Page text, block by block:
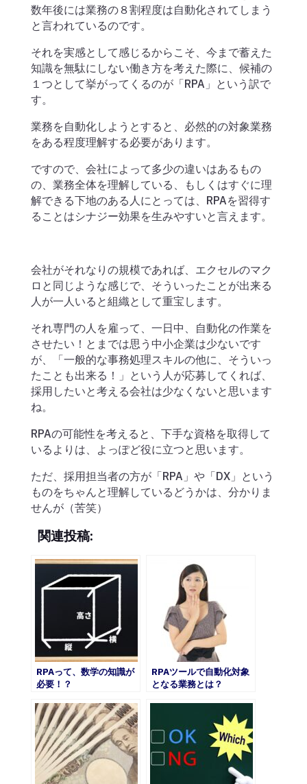
数年後には業務の８割程度は自動化されてしまう
と言われているのです。
それを実感として感じるからこそ、今まで蓄えた
知識を無駄にしない働き方を考えた際に、候補の
１つとして挙がってくるのが「RPA」という訳で
す。
業務を自動化しようとすると、必然的の対象業務
をある程度理解する必要があります。
ですので、会社によって多少の違いはあるもの
の、業務全体を理解している、もしくはすぐに理
解できる下地のある人にとっては、RPAを習得す
ることはシナジー効果を生みやすいと言えます。
会社がそれなりの規模であれば、エクセルのマク
ロと同じような感じで、そういったことが出来る
人が一人いると組織として重宝します。
それ専門の人を雇って、一日中、自動化の作業を
させたい！とまでは思う中小企業は少ないです
が、「一般的な事務処理スキルの他に、そういっ
たことも出来る！」という人が応募してくれば、
採用したいと考える会社は少なくないと思います
ね。
RPAの可能性を考えると、下手な資格を取得して
いるよりは、よっぽど役に立つと思います。
ただ、採用担当者の方が「RPA」や「DX」という
ものをちゃんと理解しているどうかは、分かりま
せんが（苦笑）
関連投稿:
RPAって、数学の知識が
必要！？
RPAツールで自動化対象
となる業務とは？